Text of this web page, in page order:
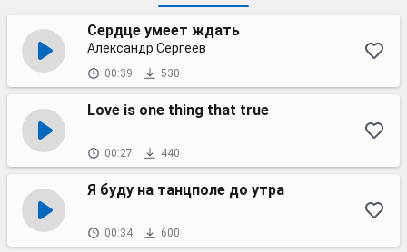
Сердце умеет ждать
Александр Сергеев
00:39 530
Love is one thing that true
00:27 440
Я буду на танцполе до утра
00:34 600